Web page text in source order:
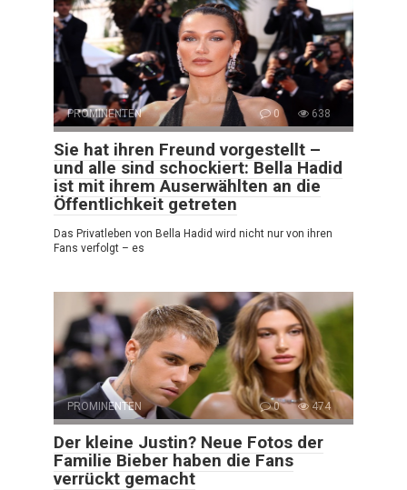
PROMINENTEN 0 638
Sie hat ihren Freund vorgestellt –
und alle sind schockiert: Bella Hadid
ist mit ihrem Auserwählten an die
Öffentlichkeit getreten
Das Privatleben von Bella Hadid wird nicht nur von ihren
Fans verfolgt – es
PROMINENTEN 0 474
Der kleine Justin? Neue Fotos der
Familie Bieber haben die Fans
verrückt gemacht